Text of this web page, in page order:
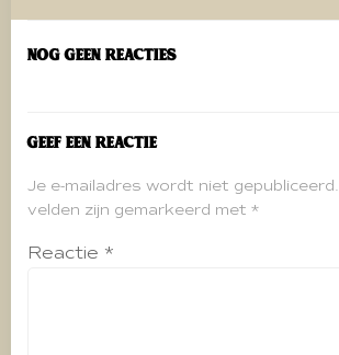
navigatie
Nog geen reacties
Geef een reactie
Je e-mailadres wordt niet gepubliceerd.
velden zijn gemarkeerd met *
Reactie *